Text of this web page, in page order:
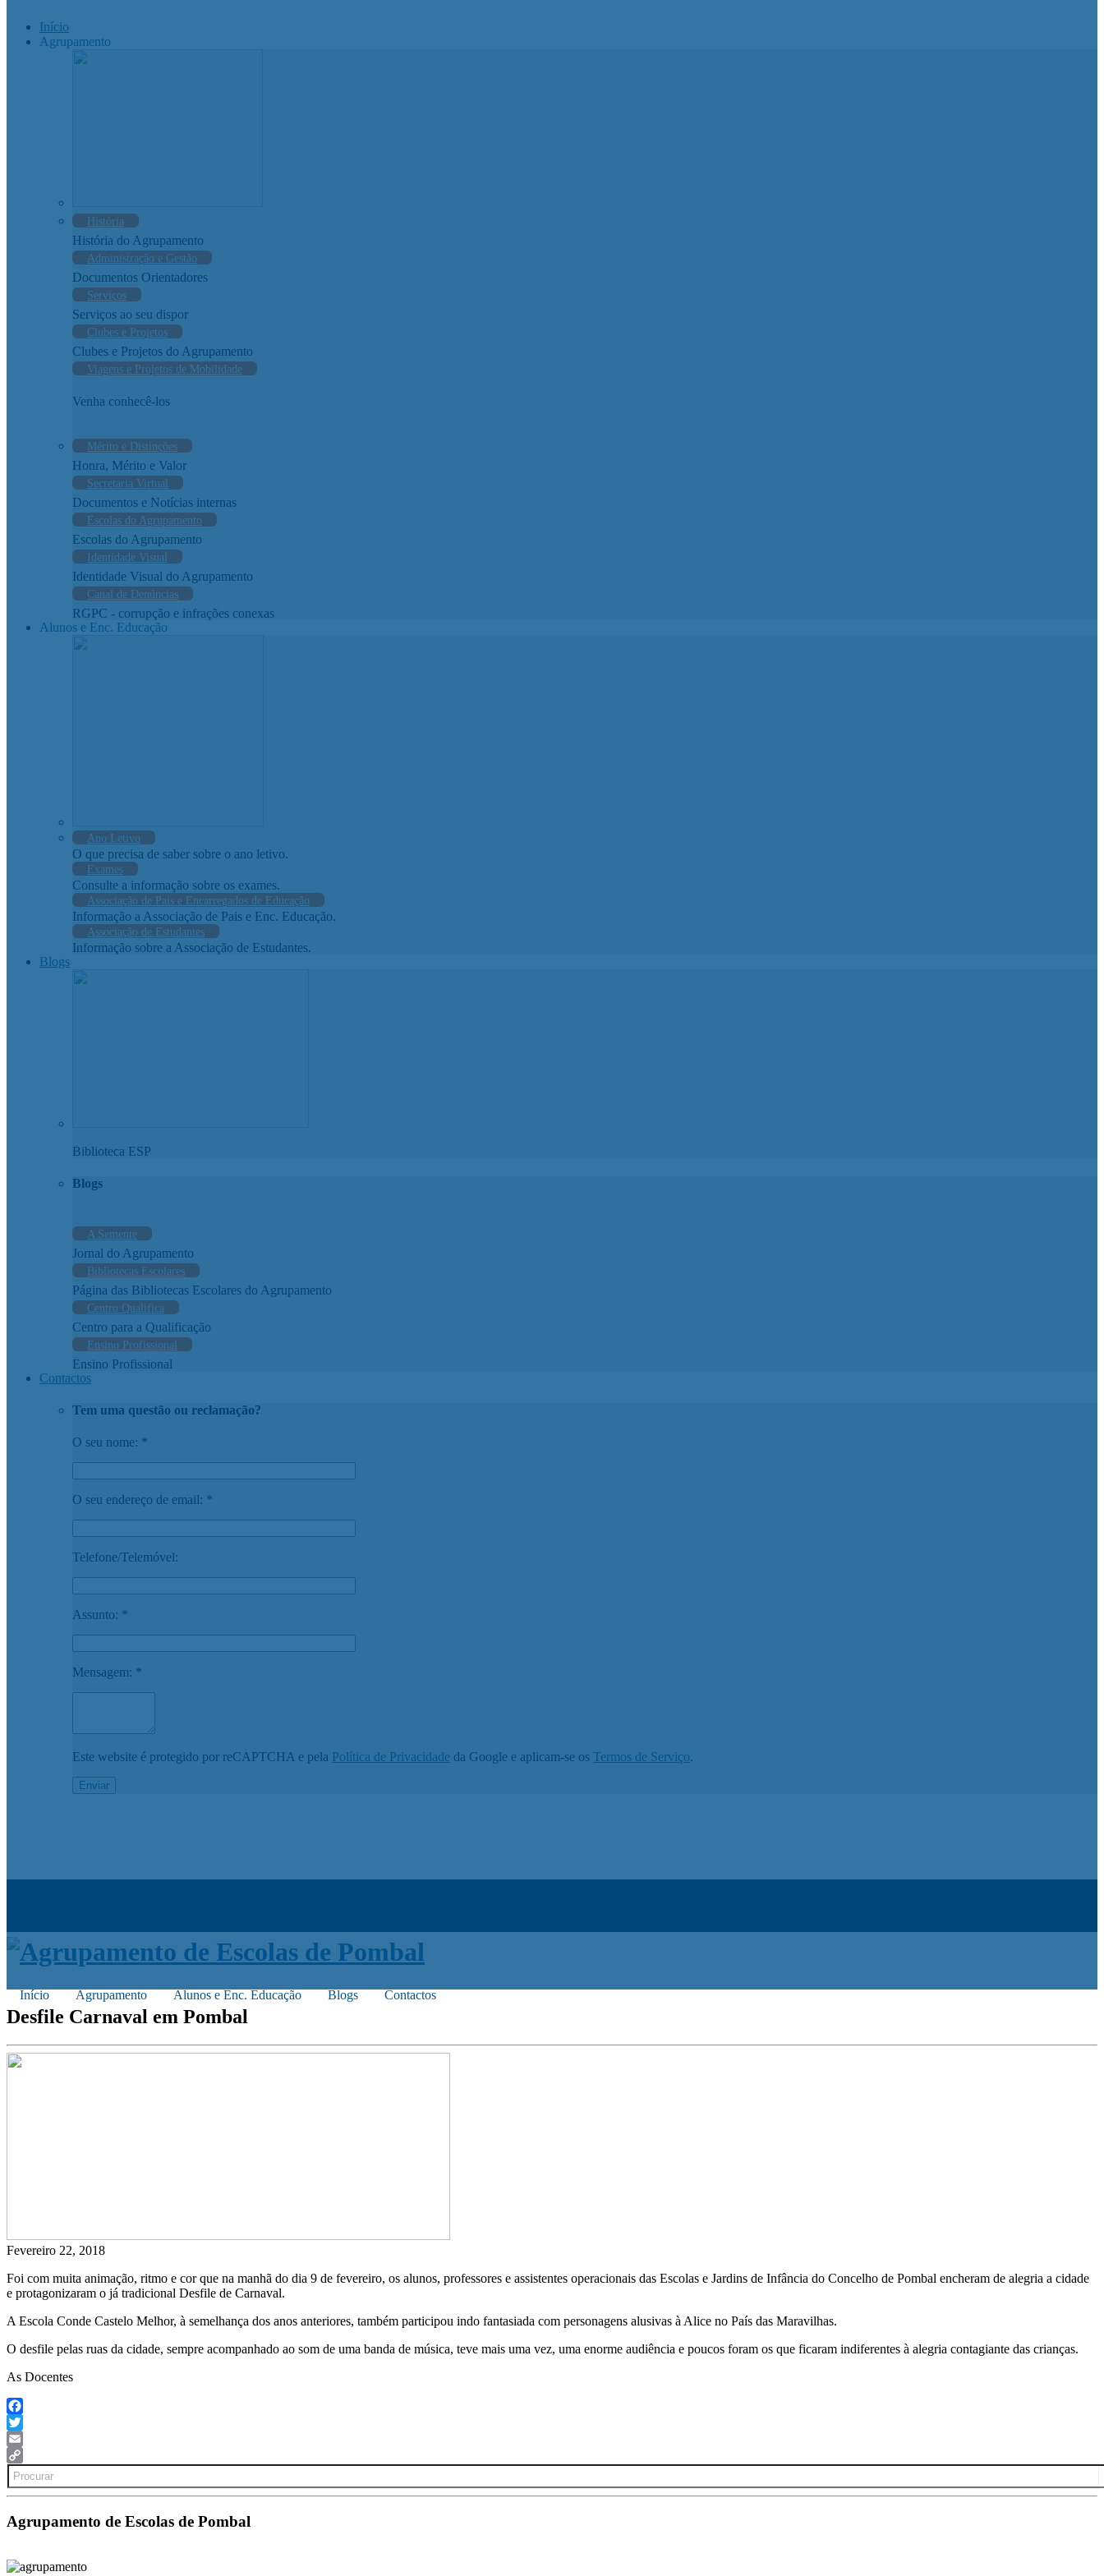
Início
Agrupamento
História
História do Agrupamento
Administração e Gestão
Documentos Orientadores
Serviços
Serviços ao seu dispor
Clubes e Projetos
Clubes e Projetos do Agrupamento
Viagens e Projetos de Mobilidade
Venha conhecê-los
Mérito e Distinções
Honra, Mérito e Valor
Secretaria Virtual
Documentos e Notícias internas
Escolas do Agrupamento
Escolas do Agrupamento
Identidade Visual
Identidade Visual do Agrupamento
Canal de Denúncias
RGPC - corrupção e infrações conexas
Alunos e Enc. Educação
Ano Letivo
O que precisa de saber sobre o ano letivo.
Exames
Consulte a informação sobre os exames.
Associação de Pais e Encarregados de Educação
Informação a Associação de Pais e Enc. Educação.
Associação de Estudantes
Informação sobre a Associação de Estudantes.
Blogs
Biblioteca ESP
Blogs
A Semente
Jornal do Agrupamento
Bibliotecas Escolares
Página das Bibliotecas Escolares do Agrupamento
Centro Qualifica
Centro para a Qualificação
Ensino Profissional
Ensino Profissional
Contactos
Tem uma questão ou reclamação?
O seu nome: *
O seu endereço de email: *
Telefone/Telemóvel:
Assunto: *
Mensagem: *
Este website é protegido por reCAPTCHA e pela Política de Privacidade da Google e aplicam-se os Termos de Serviço.
Início Agrupamento Alunos e Enc. Educação Blogs Contactos
Desfile Carnaval em Pombal
Fevereiro 22, 2018
Foi com muita animação, ritmo e cor que na manhã do dia 9 de fevereiro, os alunos, professores e assistentes operacionais das Escolas e Jardins de Infância do Concelho de Pombal encheram de alegria a cidade
e protagonizaram o já tradicional Desfile de Carnaval.
A Escola Conde Castelo Melhor, à semelhança dos anos anteriores, também participou indo fantasiada com personagens alusivas à Alice no País das Maravilhas.
O desfile pelas ruas da cidade, sempre acompanhado ao som de uma banda de música, teve mais uma vez, uma enorme audiência e poucos foram os que ficaram indiferentes à alegria contagiante das crianças.
As Docentes
Facebook
Twitter
Email
Copy
Link
Search
for:
Agrupamento de Escolas de Pombal